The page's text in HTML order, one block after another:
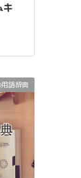
キ
語辞典